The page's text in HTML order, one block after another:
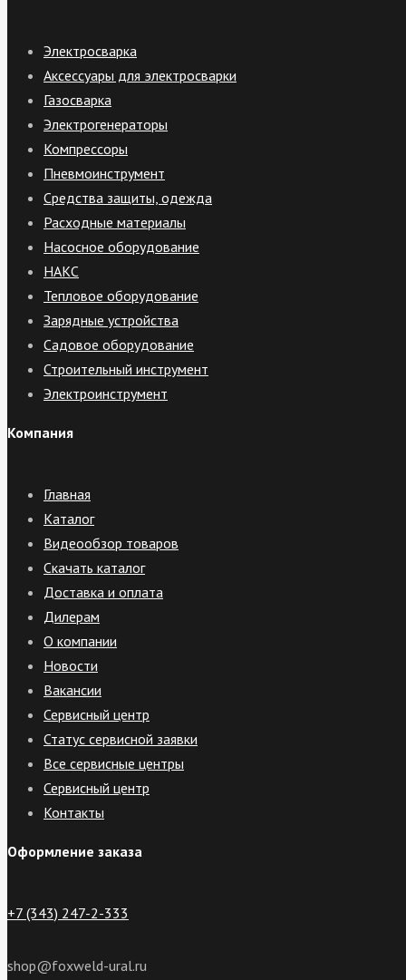
Электросварка
Аксессуары для электросварки
Газосварка
Электрогенераторы
Компрессоры
Пневмоинструмент
Средства защиты, одежда
Расходные материалы
Насосное оборудование
НАКС
Тепловое оборудование
Зарядные устройства
Садовое оборудование
Строительный инструмент
Электроинструмент
Компания
Главная
Каталог
Видеообзор товаров
Скачать каталог
Доставка и оплата
Дилерам
О компании
Новости
Вакансии
Сервисный центр
Статус сервисной заявки
Все сервисные центры
Сервисный центр
Контакты
Оформление заказа
+7 (343) 247-2-333
shop@foxweld-ural.ru